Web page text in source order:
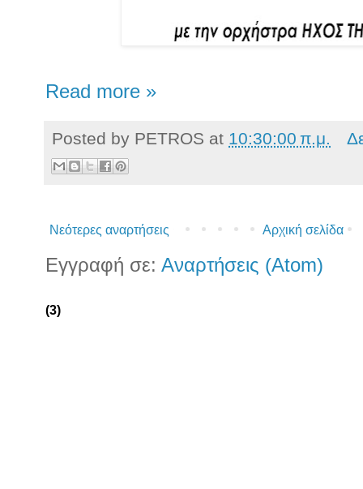
Read more »
Posted by PETROS at 10:30:00 π.μ.
Νεότερες αναρτήσεις Αρχική σελίδα
Εγγραφή σε: Αναρτήσεις (Atom)
(3)